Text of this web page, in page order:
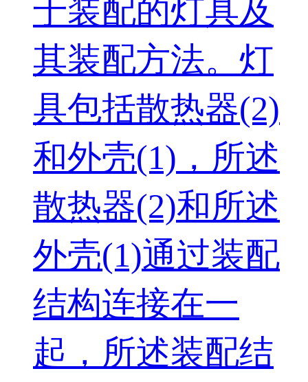
于装配的灯具及
其装配方法。灯
具包括散热器(2)
和外壳(1)，所述
散热器(2)和所述
外壳(1)通过装配
结构连接在一
起，所述装配结